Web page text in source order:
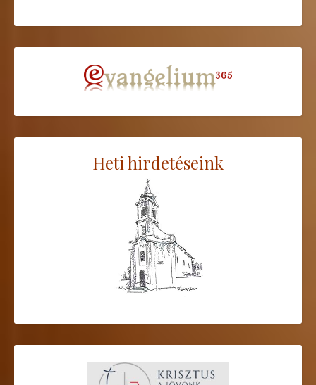
Heti hirdetéseink